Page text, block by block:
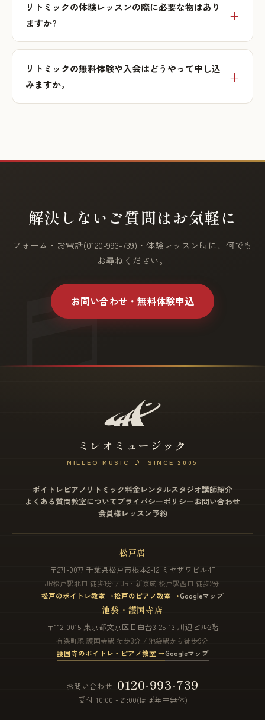
リトミックの体験レッスンの際に必要な物はあり
ますか?
リトミックの無料体験や入会はどうやって申し込
みますか。
解決しないご質問はお気軽に
フォーム・お電話(0120-993-739)・体験レッスン時に、何でも
お尋ねください。
お問い合わせ・無料体験申込
ミレオミュージック
MILLEO MUSIC ♪ SINCE 2005
ボイトレ ピアノ リトミック料金レンタルスタジオ講師紹介
よくある質問教室について プライバシーポリシーお問い合わせ
会員様レッスン予約
松戸店
〒271-0077 千葉県松戸市根本2-12 ミヤザワビル4F
JR松戸駅北口 徒歩1分 / JR・新京成 松戸駅西口 徒歩2分
松戸のボイトレ教室 →松戸のピアノ教室 →Googleマップ
池袋・護国寺店
〒112-0015 東京都文京区目白台3-25-13 川辺ビル2階
有楽町線 護国寺駅 徒歩3分 / 池袋駅から徒歩9分
護国寺のボイトレ・ピアノ教室 →Googleマップ
お問い合わせ 0120-993-739
受付 10:00 - 21:00(ほぼ年中無休)